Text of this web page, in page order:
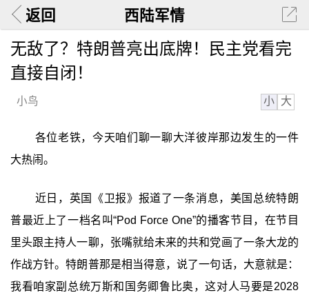
返回 西陆军情
无敌了？特朗普亮出底牌！民主党看完
直接自闭！
小鸟 小 大
各位老铁，今天咱们聊一聊大洋彼岸那边发生的一件
大热闹。
近日，英国《卫报》报道了一条消息，美国总统特朗
普最近上了一档名叫“Pod Force One”的播客节目，在节目
里头跟主持人一聊，张嘴就给未来的共和党画了一条大龙的
作战方针。特朗普那是相当得意，说了一句话，大意就是：
我看咱家副总统万斯和国务卿鲁比奥，这对人马要是2028